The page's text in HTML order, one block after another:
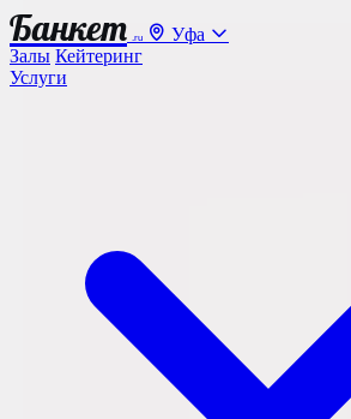
Банкет .ru
Уфа
Залы Кейтеринг
Услуги